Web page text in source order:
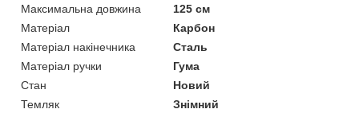
Максимальна довжина
125 см
Матеріал
Карбон
Матеріал накінечника
Сталь
Матеріал ручки
Гума
Стан
Новий
Темляк
Знімний